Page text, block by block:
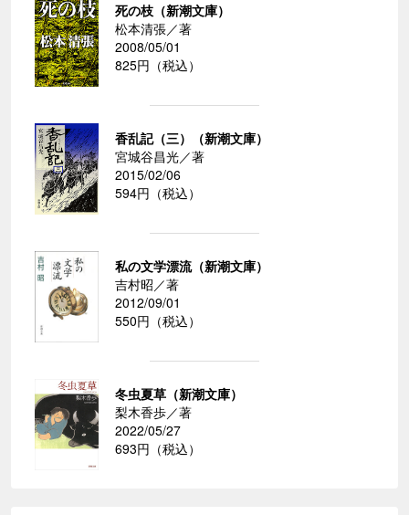
死の枝（新潮文庫）
松本清張／著
2008/05/01
825円（税込）
香乱記（三）（新潮文庫）
宮城谷昌光／著
2015/02/06
594円（税込）
私の文学漂流（新潮文庫）
吉村昭／著
2012/09/01
550円（税込）
冬虫夏草（新潮文庫）
梨木香歩／著
2022/05/27
693円（税込）